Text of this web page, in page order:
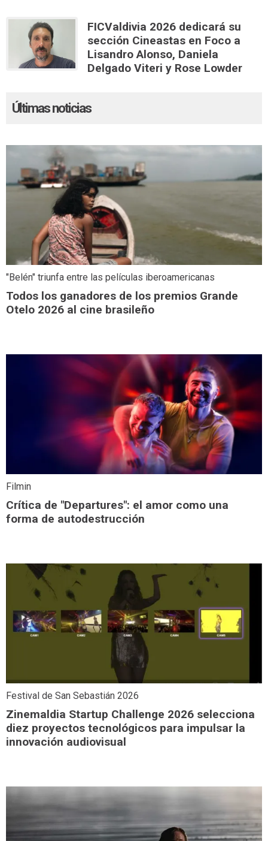
FICValdivia 2026 dedicará su
sección Cineastas en Foco a
Lisandro Alonso, Daniela
Delgado Viteri y Rose Lowder
Últimas noticias
"Belén" triunfa entre las películas iberoamericanas
Todos los ganadores de los premios Grande
Otelo 2026 al cine brasileño
Filmin
Crítica de "Departures": el amor como una
forma de autodestrucción
Festival de San Sebastián 2026
Zinemaldia Startup Challenge 2026 selecciona
diez proyectos tecnológicos para impulsar la
innovación audiovisual